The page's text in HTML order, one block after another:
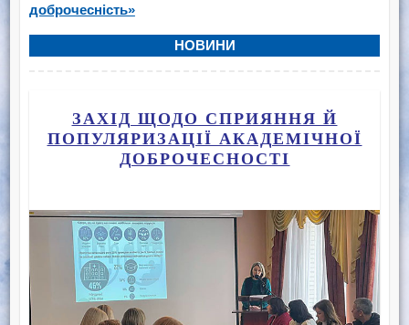
доброчесність»
НОВИНИ
ЗАХІД ЩОДО СПРИЯННЯ Й
ПОПУЛЯРИЗАЦІЇ АКАДЕМІЧНОЇ
ДОБРОЧЕСНОСТІ